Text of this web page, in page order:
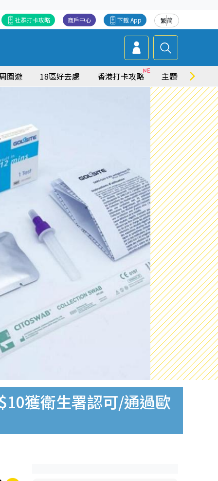
繁简
下載 App
商戶中心
社群打卡攻略
圍遊 18區好去處 香港打卡攻略 主題特集
獲衛生署認可/通過歐